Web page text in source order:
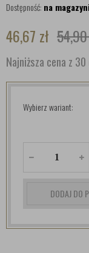
Dostępność: na
46,67 zł
Najniższa cena z
Wybierz wariant:
DODAJ DO